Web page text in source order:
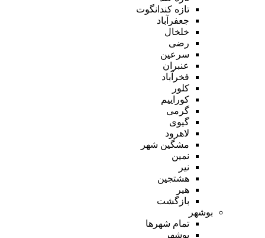
تازه کندانگوت
جعفرآباد
خلخال
رضی
سرعین
عنبران
فخرآباد
کلور
کوراییم
گرمی
گیوی
لاهرود
مشگین شهر
نمین
نیر
هشتجین
هیر
بازگشت
بوشهر
تمام شهر‌ها
بوشهر